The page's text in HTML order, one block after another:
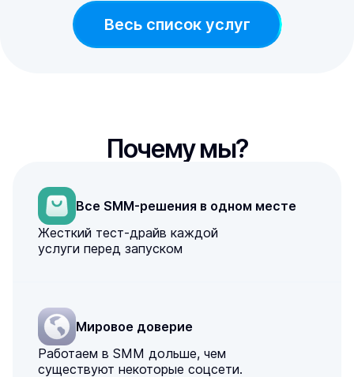
Весь список услуг
Почему мы?
Все SMM-решения в одном месте
Жесткий тест-драйв каждой
услуги перед запуском
Мировое доверие
Работаем в SMM дольше, чем
существуют некоторые соцсети.